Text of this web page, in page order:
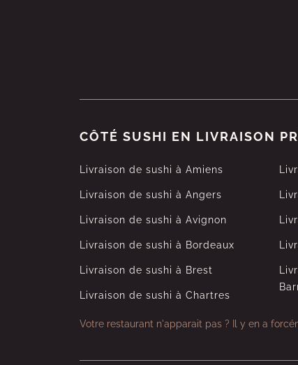
CÔTÉ SUSHI EN LIVRAISON
Livraison de sushi à Amiens
Livraison de sushi à Angers
Livraison de sushi à Avignon
Livraison de sushi à Bordeaux
Livraison de sushi à Brest
Livraison de sushi à Chartres
Votre restaurant n'apparait pas ? Il y en a